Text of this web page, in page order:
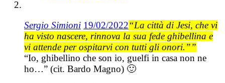
Sergio Simioni 19/02/2022“La città di Jesi, che vi
ha visto nascere, rinnova la sua fede ghibellina e
vi attende per ospitarvi con tutti gli onori.””
“Io, ghibellino che son io, guelfi in casa non ne
ho…” (cit. Bardo Magno) 🙂